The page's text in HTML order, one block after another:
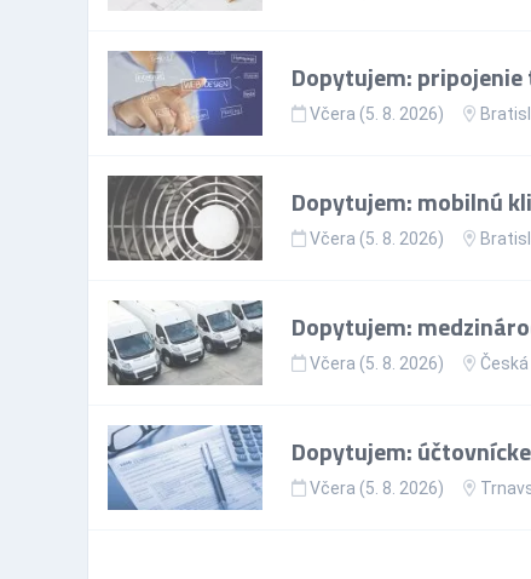
Dopytujem:
Včera (5. 8. 2026)
Dopytujem: mobilnú
Včera (5. 8. 2026)
Dopytujem:
Včera (5. 8. 2026)
Dopytujem:
Včera (5. 8. 2026)